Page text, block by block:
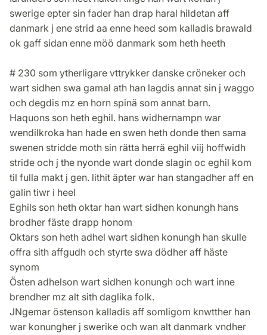
swerige epter sin fader han drap haral hildetan aff
danmark j ene strid aa enne heed som kalladis brawald
ok gaff sidan enne möö danmark som heth heeth
# 230 som ytherligare vttrykker danske cröneker och
wart sidhen swa gamal ath han lagdis annat sin j waggo
och degdis mz en horn spinä som annat barn.
Haquons son heth eghil. hans widhernampn war
wendilkroka han hade en swen heth donde then sama
swenen stridde moth sin rätta herrä eghil viij hoffwidh
stride och j the nyonde wart donde slagin oc eghil kom
til fulla makt j gen. lithit äpter war han stangadher aff en
galin tiwr i heel
Eghils son heth oktar han wart sidhen konungh hans
brodher fäste drapp honom
Oktars son heth adhel wart sidhen konungh han skulle
offra sith affgudh och styrte swa dödher aff häste
synom
Östen adhelson wart sidhen konungh och wart inne
brendher mz alt sith daglika folk.
JNgemar östenson kalladis aff somligom knwtther han
war konungher j swerike och wan alt danmark vndher